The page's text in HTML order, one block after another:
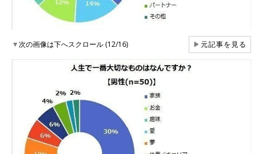
▼次の画像は下へスクロール (12/16) ▶元記事を見る